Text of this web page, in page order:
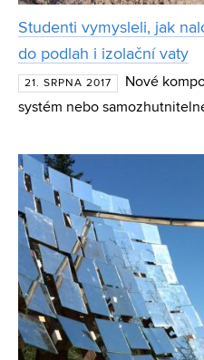
Studenti vymysleli, jak
do podlah i izolační vaty
21. SRPNA 2017
Nové
systém nebo
Vysokého učení